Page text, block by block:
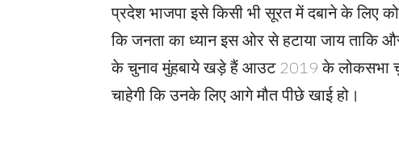
प्रदेश भाजपा इसे किसी भी सूरत में दबाने के लिए
कि जनता का ध्यान इस ओर से हटाया जाय ताकि
के चुनाव मुंहबाये खड़े हैं आउट 2019 के लोकसभा
चाहेगी कि उनके लिए आगे मौत पीछे खाई हो।